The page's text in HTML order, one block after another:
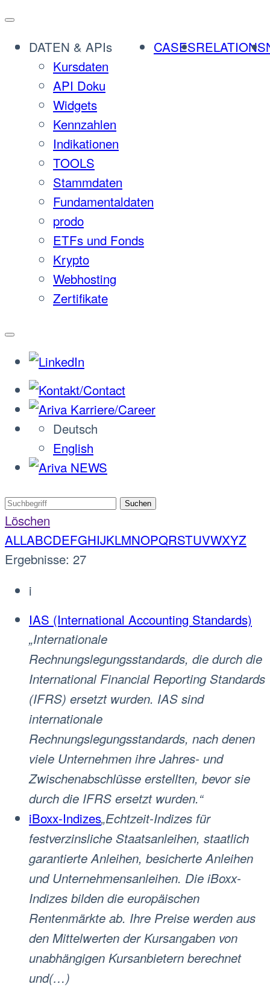
Zum
springen
DATEN & APIs
Kursdaten
API Doku
Widgets
Kennzahlen
Indikationen
TOOLS
Stammdaten
Fundamentaldaten
prodo
ETFs und Fonds
Krypto
Webhosting
Zertifikate
CASESRELATIONS
Deutsch
English
Suchen
Löschen
ALLABCDEFGHIJKLMNOPQRSTUVWXYZ
Ergebnisse: 27
i
IAS (International Accounting Standards)
„Internationale
Rechnungslegungsstandards, die durch die
International Financial Reporting Standards
(IFRS) ersetzt wurden. IAS sind
internationale
Rechnungslegungsstandards, nach denen
viele Unternehmen ihre Jahres- und
Zwischenabschlüsse erstellten, bevor sie
durch die IFRS ersetzt wurden.“
iBoxx-Indizes„Echtzeit-Indizes für
festverzinsliche Staatsanleihen, staatlich
garantierte Anleihen, besicherte Anleihen
und Unternehmensanleihen. Die iBoxx-
Indizes bilden die europäischen
Rentenmärkte ab. Ihre Preise werden aus
den Mittelwerten der Kursangaben von
unabhängigen Kursanbietern berechnet
und(…)